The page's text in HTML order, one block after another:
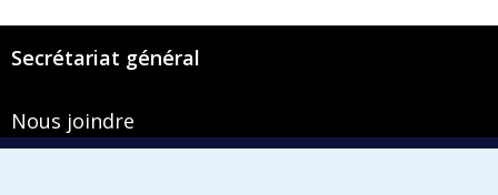
Secrétariat général
Nous joindre